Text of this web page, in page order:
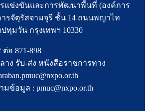
แข่งขันและการพัฒนาพื้นที่ (องค์การ
รจัตุรัสจามจุรี ชั้น 14 ถนนพญาไท
ทุมวัน กรุงเทพฯ 10330
ต่อ 871-898
าง รับ-ส่ง หนังสือราชการทาง
ข้อมูล : pmuc@nxpo.or.th